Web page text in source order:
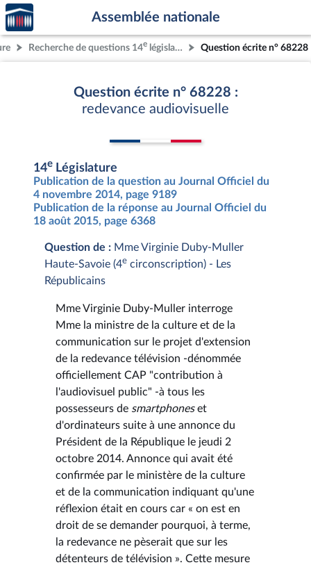
Aller au contenu
Aller en bas de la page
Accèder
à la
page
d'accueil
Assemblée nationale
Recherche de questions 14e législature Question écrite n° 68228
Question écrite n° 68228 :
redevance audiovisuelle
14e Législature
Publication de la question au Journal Officiel du
4 novembre 2014, page 9189
Publication de la réponse au Journal Officiel du
18 août 2015, page 6368
Question de : Mme Virginie Duby-Muller
Haute-Savoie (4e circonscription) - Les
Républicains
Mme Virginie Duby-Muller interroge
Mme la ministre de la culture et de la
communication sur le projet d'extension
de la redevance télévision -dénommée
officiellement CAP "contribution à
l'audiovisuel public" -à tous les
possesseurs de smartphoneset
d'ordinateurs suite à une annonce du
Président de la République le jeudi 2
octobre 2014. Annonce qui avait été
confirmée par le ministère de la culture
et de la communication indiquant qu'une
réflexion était en cours car « on est en
droit de se demander pourquoi, à terme,
la redevance ne pèserait que sur les
détenteurs de télévision ». Cette mesure